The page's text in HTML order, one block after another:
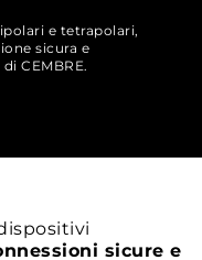
e tetrapolari,
sicura e
CEMBRE.
sicure e